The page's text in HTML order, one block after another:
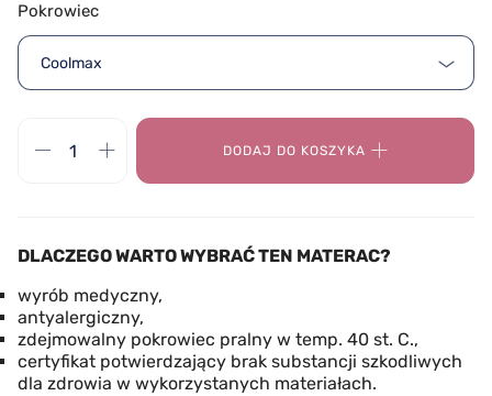
Pokrowiec
Coolmax
DODAJ DO KOSZYKA
DLACZEGO WARTO WYBRAĆ TEN MATERAC?
wyrób medyczny,
antyalergiczny,
zdejmowalny pokrowiec pralny w temp. 40 st. C.,
certyfikat potwierdzający brak substancji szkodliwych
dla zdrowia w wykorzystanych materiałach.